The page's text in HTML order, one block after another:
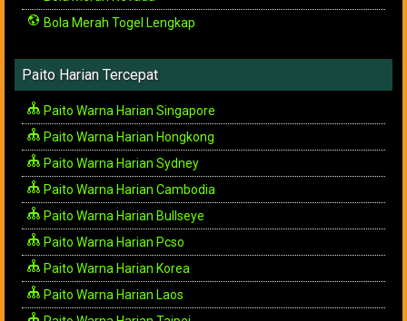
Bola Merah Togel Lengkap
Paito Harian Tercepat
Paito Warna Harian Singapore
Paito Warna Harian Hongkong
Paito Warna Harian Sydney
Paito Warna Harian Cambodia
Paito Warna Harian Bullseye
Paito Warna Harian Pcso
Paito Warna Harian Korea
Paito Warna Harian Laos